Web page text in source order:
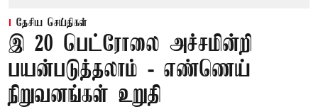
தேசிய செய்திகள்
இ 20 பெட்ரோலை அச்சமின்றி
பயன்படுத்தலாம் - எண்ணெய்
நிறுவனங்கள் உறுதி